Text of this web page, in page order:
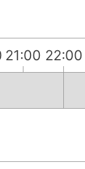
21:00 22:00